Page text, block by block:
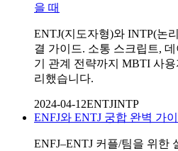
을 때
ENTJ(지도자형)와 INTP(논
결 가이드. 소통 스크립트,
기 관계 전략까지 MBTI 사
리했습니다.
2024-04-12ENTJINTP
ENFJ와 ENTJ 궁합 완벽 가
ENFJ–ENTJ 커플/팀을 위한